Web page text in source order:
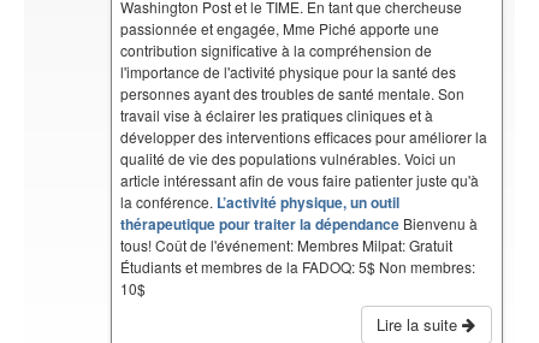
Washington Post et le TIME. En tant que chercheuse
passionnée et engagée, Mme Piché apporte une
contribution significative à la compréhension de
l'importance de l'activité physique pour la santé des
personnes ayant des troubles de santé mentale. Son
travail vise à éclairer les pratiques cliniques et à
développer des interventions efficaces pour améliorer la
qualité de vie des populations vulnérables. Voici un
article intéressant afin de vous faire patienter juste qu'à
la conférence. L’activité physique, un outil
thérapeutique pour traiter la dépendance Bienvenu à
tous! Coût de l'événement: Membres Milpat: Gratuit
Étudiants et membres de la FADOQ: 5$ Non membres:
10$
Lire la suite